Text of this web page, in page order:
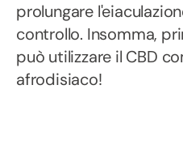
prolungare
controllo. Insomma,
può utilizzare il CBD
afrodisiaco!